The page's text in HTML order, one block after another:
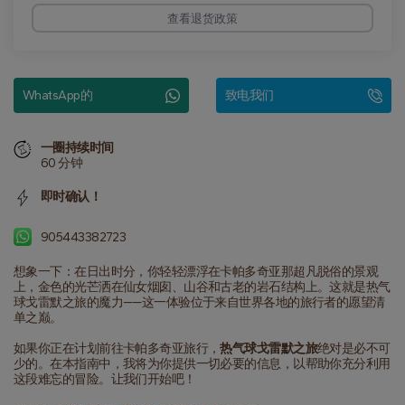
想象一下：在日出时分，你轻轻漂浮在卡帕多奇亚那超凡脱俗的景观
上，金色的光芒洒在仙女烟囱、山谷和古老的岩石结构上。这就是热气
球戈雷默之旅的魔力——这一体验位于来自世界各地的旅行者的愿望清
单之巅。
如果你正在计划前往卡帕多奇亚旅行，热气球戈雷默之旅绝对是必不可
少的。在本指南中，我将为你提供一切必要的信息，以帮助你充分利用
这段难忘的冒险。让我们开始吧！
查看退货政策
WhatsApp的 致电我们
一圈持续时间
60 分钟
即时确认！
905443382723